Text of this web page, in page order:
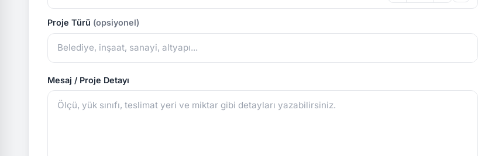
Proje Türü (opsiyonel)
Mesaj / Proje Detayı